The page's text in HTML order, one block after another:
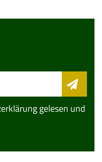
gelesen und